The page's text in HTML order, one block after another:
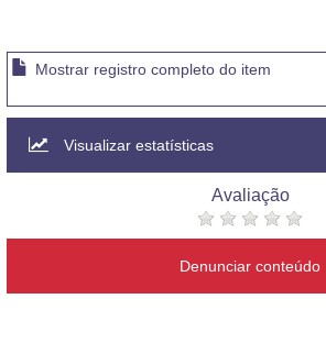
Mostrar registro completo do item
Visualizar estatísticas
Avaliação
Denunciar conteúdo